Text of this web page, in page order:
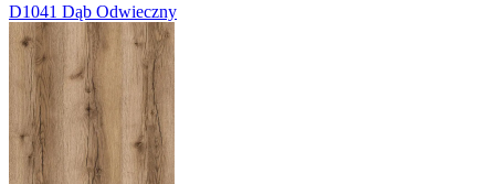
D1041 Dąb Odwieczny